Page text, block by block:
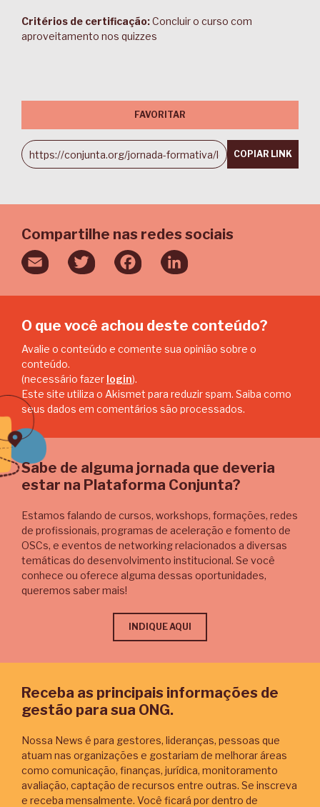
Critérios de certificação:Concluir o curso com
aproveitamento nos quizzes
FAVORITAR
COPIAR LINK
Compartilhe nas redes sociais
Email Twitter FacebookLinkedIn
O que você achou deste conteúdo?
Avalie o conteúdo e comente sua opinião sobre o
conteúdo.
(necessário fazer login).
Este site utiliza o Akismet para reduzir spam. Saiba como
seus dados em comentários são processados.
Sabe de alguma jornada que deveria
estar na Plataforma Conjunta?
Estamos falando de cursos, workshops, formações, redes
de profissionais, programas de aceleração e fomento de
OSCs, e eventos de networking relacionados a diversas
temáticas do desenvolvimento institucional. Se você
conhece ou oferece alguma dessas oportunidades,
queremos saber mais!
INDIQUE AQUI
Receba as principais informações de
gestão para sua ONG.
Nossa News é para gestores, lideranças, pessoas que
atuam nas organizações e gostariam de melhorar áreas
como comunicação, finanças, jurídica, monitoramento
avaliação, captação de recursos entre outras. Se inscreva
e receba mensalmente. Você ficará por dentro de